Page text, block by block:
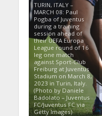
TURIN, ITALY –
MARCH 08: Paul
Pogba of Juventus
during a training
session ahead of
their UEFA Europa
League round of 16
leg one match
against Sport-Club
Freiburg at Juventus
Stadium on March 8,
2023 in Turin, Italy.
(Photo by Daniele
Badolato – Juventus
FC/Juventus FC via
Getty Images)